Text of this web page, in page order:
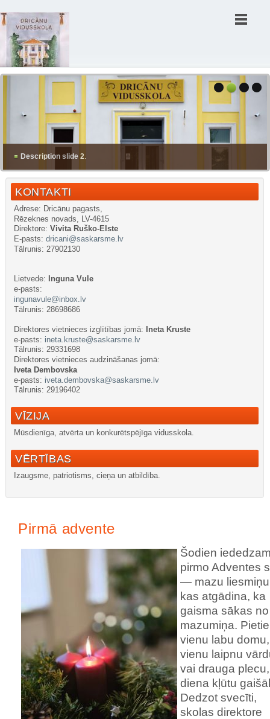
Description slide 2.
KONTAKTI
Adrese: Dricānu pagasts,
Rēzeknes novads, LV-4615
Direktore: Vivita Ruško-Elste
E-pasts: dricani@saskarsme.lv
Tālrunis: 27902130
Lietvede:
Inguna Vule
e-pasts:
ingunavule@inbox.lv
Tālrunis: 28698686
Direktores vietnieces izglītības jomā:
Ineta Kruste
e-pasts: ineta.kruste@saskarsme.lv
Tālrunis: 29331698
Direktores vietnieces audzināšanas jomā:
Iveta Dembovska
e-pasts: iveta.dembovska@saskarsme.lv
Tālrunis: 29196402
VĪZIJA
Mūsdienīga, atvērta un konkurētspējīga vidusskola.
VĒRTĪBAS
Izaugsme, patriotisms, cieņa un atbildība.
Интернет-магазин nachodki.ru
Pirmā advente
Šodien
pirmo Adventes
— mazu
kas atgādina, ka
gaisma sākas no
mazumiņa.
vienu labu domu,
vienu laipnu
vai drauga
diena kļūtu
Dedzot svecīti,
skolas direktore